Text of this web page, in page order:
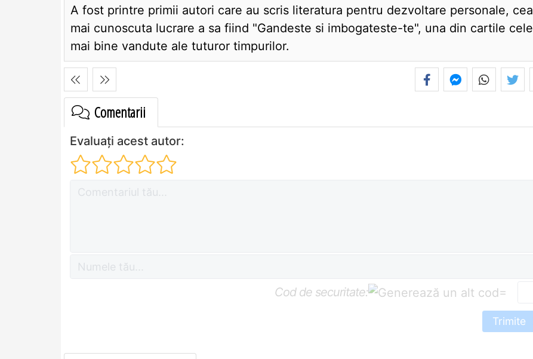
A fost printre primii autori care au scris literatura pentru dezvoltare personale, cea
mai cunoscuta lucrare a sa fiind "Gandeste si imbogateste-te", una din cartile cele
mai bine vandute ale tuturor timpurilor.
Comentarii
Evaluați acest autor:
Cod de securitate: =
Trimite